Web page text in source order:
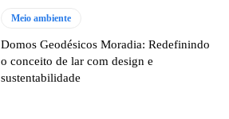
Meio ambiente
Domos Geodésicos Moradia: Redefinindo
o conceito de lar com design e
sustentabilidade